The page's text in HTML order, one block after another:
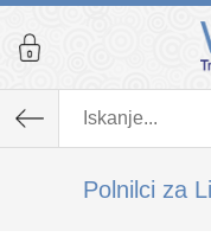
Polnilci za